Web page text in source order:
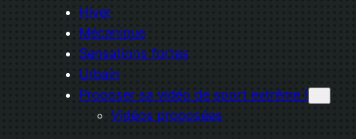
Hiver
Mécanique
Sensations fortes
Urbain
Proposer sa vidéo de sport extrême !
Vidéos proposées